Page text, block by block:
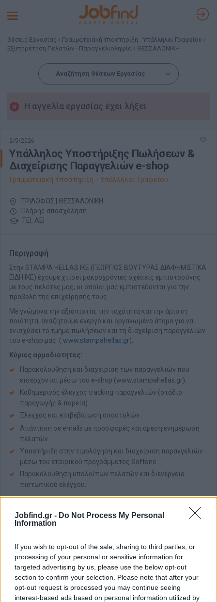
Jobfind.gr - Do Not Process My Personal
Information
If you wish to opt-out of the sale, sharing to third parties, or
processing of your personal or sensitive information for
targeted advertising by us, please use the below opt-out
section to confirm your selection. Please note that after your
opt-out request is processed you may continue seeing
interest-based ads based on personal information utilized by
Toggle
Θέσεις Εργασίας
Γραμματειακή Υποστήριξη - Υπάλληλοι Γραφείου
Εξυπηρέτηση Πελατών - Παραγγελιοληψία
ΘΕΣΣΑΛΟΝΙΚΗ
Αναζήτηση Θέσεων Εργασίας
Η αγγελία εργασίας έχει λήξει
2/5/2026
Υπάλληλος Υποστήριξης Πωλήσεων &
Διαχείρισης Παραγγελιών e-shop
Γραμματειακή Υποστήριξη - Υπάλληλοι Γραφείου
ΤΡΙΛΟΦΟΣ | ΘΕΣΣΑΛΟΝΙΚΗ
Πλήρης απασχόληση
ΤΕΙ, ΑΕΙ
Περιγραφή
Στην STAMPA HELLAS IKE (ΓΕΩΡΓΙΟΣ ΒΟΥΤΥΡΑΣ ΔΙΑΦΗΜΙΣΤΙΚΑ
ΕΙΔΗ IKE) έχουμε χτίσει μακροχρόνιες σχέσεις εμπιστοσύνης
με τους πελάτες μας, οι οποίοι μας εμπιστεύονται για την
προβολή της επιχείρησής τους.
Με γνώμονα την αξιοπιστία, την ταχύτητα και την άριστη
ποιότητα, αναζητούμε ενεργό και οργανωμένο άτομο για να
ενισχύσει το τμήμα πωλήσεων και τη διαχείριση παραγγελιών
του e-shop μας ( www.stampahellas.gr).
Κύριες αρμοδιότητες:
Παρακολούθηση και διαχείριση των παραγγελιών που
εισέρχονται μέσω του e-shop (www.stampahellas.gr).
Καθημερινός έλεγχος tracking παραγγελιών (στάδιο
παραγωγής & πορεία).
Έλεγχος και επιβεβαίωση αποστολών.
Απάντηση σε emails με προσφορές και άμεση ενημέρωση
πελατών.
Υποστήριξη στην τιμολόγηση και διαχείριση παραγγελιών
μέσω του εταιρικού προγράμματος Softone.
Παρακολούθηση υπολοίπων πελατών και διενέργεια
πιστωτικού ελέγχου.
Προηγούμενη εμπειρία σε διαχείριση e-shop, πωλήσεις ή
εξυπηρέτηση πελατών (θα εκτιμηθεί ιδιαίτερα).
τιμολόγησης (Softone ERP ή αντίστοιχο).
Άριστες δεξιότητες επικοινωνίας (προφορική & γραπτή)
και επαγγελματική συμπεριφορά.
Οργανωτικές ικανότητες, προσοχή στη λεπτομέρεια και
ικανότητα να εργάζεται με deadlines.